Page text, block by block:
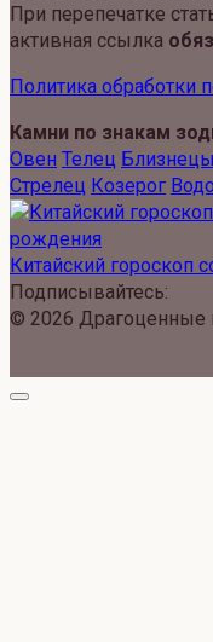
При перепечатке
активная ссылка
Политика обработки
Камни по знакам
Овен Телец Близнецы
Стрелец Козерог
Китайский гороскоп
Подписывайтесь:
© 2026 Драгоценные